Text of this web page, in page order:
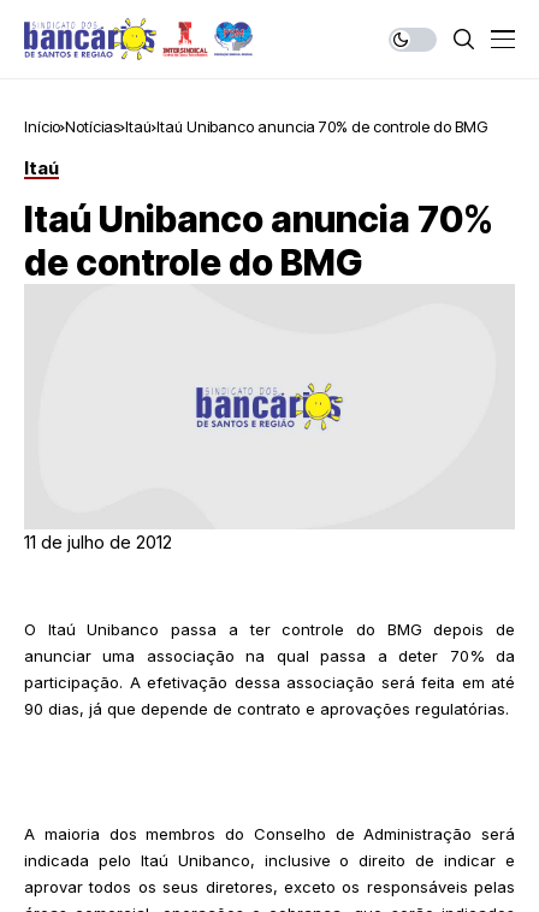
Início Notícias Itaú Itaú Unibanco anuncia 70% de controle do BMG
Itaú
Itaú Unibanco anuncia 70%
de controle do BMG
11 de julho de 2012
O Itaú Unibanco passa a ter controle do BMG depois de
anunciar uma associação na qual passa a deter 70% da
participação. A efetivação dessa associação será feita em até
90 dias, já que depende de contrato e aprovações regulatórias.
A maioria dos membros do Conselho de Administração será
indicada pelo Itaú Unibanco, inclusive o direito de indicar e
aprovar todos os seus diretores, exceto os responsáveis pelas